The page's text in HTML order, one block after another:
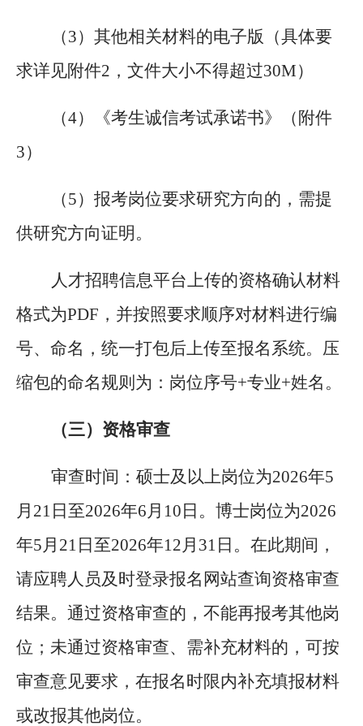
（3） 其他相关材料的电子版（具体要
求详见附件2，文件大小不得超过30M）
（4）
《考生诚信考试承诺书》（附件
3）
（5） 报考岗位要求研究方向的，需提
供研究方向证明。
人才招聘信息平台上传的资格确认材料
格式为PDF，并按照要求顺序对材料进行编
号、命名，统一打包后上传至报名系统。压
缩包的命名规则为：岗位序号+专业+姓名。
（三）资格审查
审查时间：硕士及以上岗位为2026年5
月21日至2026年6月10日。博士岗位为2026
年5月21日至2026年12月31日。 在此期间，
请应聘人员及时登录报名网站查询资格审查
结果。通过资格审查的，不能再报考其他岗
位；未通过资格审查、需补充材料的，可按
审查意见要求，在报名时限内补充填报材料
或改报其他岗位。